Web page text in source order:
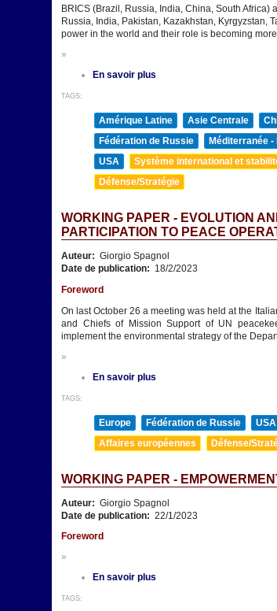
BRICS (Brazil, Russia, India, China, South
Russia, India, Pakistan, Kazakhstan, Kyrgyzstan,
power in the world and their role is becoming
»
En savoir plus
TAGS:
Amérique Latine Asie Centrale
Fédération de Russie
Méditerranée
USA
Système international et
Défense/Stratégie
WORKING PAPER - EVOLUTION
PARTICIPATION TO PEACE
Auteur: Giorgio Spagnol
Date de publication: 18/2/2023
Foreword
On last October 26 a meeting was held at the
and Chiefs of Mission Support of UN
implement the environmental strategy of the
»
En savoir plus
TAGS:
Europe Fédération de Russie USA
Affaires européennes
Défense/
WORKING PAPER -
Auteur: Giorgio Spagnol
Date de publication: 22/1/2023
Foreword
»
En savoir plus
TAGS: